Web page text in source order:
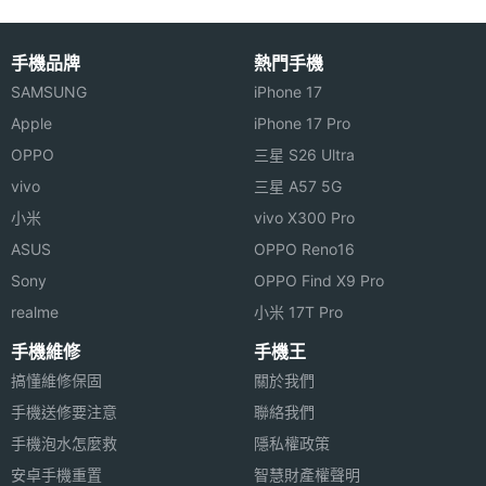
Xiaozhai Z5 2018 青春版功能特色
◎ 適用於 4.7 吋至 6 吋以上 iOS 與 Android 智慧型
手機搭配使用
◎ 防藍光反畸變光學鏡片
◎ 鏡片直徑 42mm
◎ 120 度 FOV 視角
◎ 瞳距、屈光度雙調節，瞳距調節：60 - 72mm
Xiaozhai Z5 2018 青春版已於
2018 年 3 月在中國上市，以上規格
僅供參考，手機王隨時補充最新資
料。
手機品牌
SAMSUNG
Apple
OPPO
vivo
小米
ASUS
Sony
realme
熱門手機
iPhone 17
iPhone 17 Pro
三星 S26 Ultra
三星 A57 5G
vivo X300 Pro
OPPO Reno16
OPPO Find X9 Pro
小米 17T Pro
手機維修
搞懂維修保固
手機送修要注意
手機泡水怎麼救
安卓手機重置
手機王
關於我們
聯絡我們
隱私權政策
智慧財產權聲明